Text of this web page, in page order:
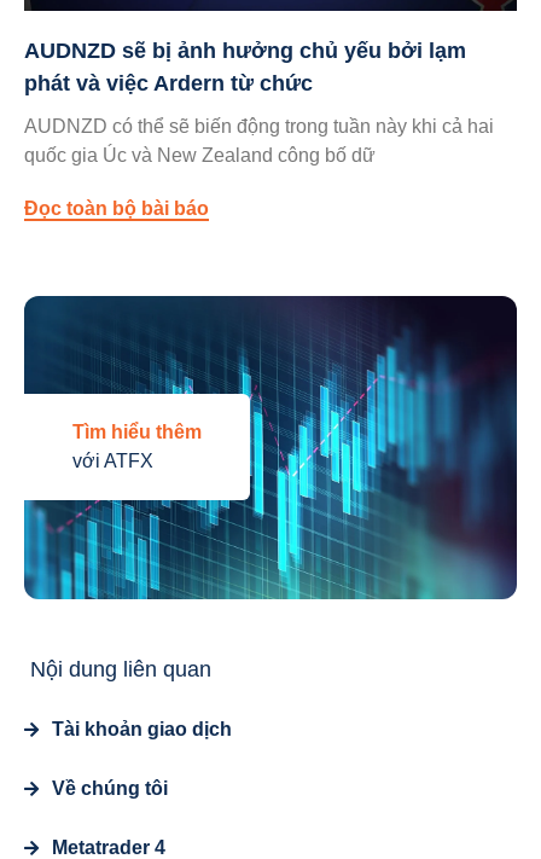
AUDNZD sẽ bị ảnh hưởng chủ yếu bởi lạm
phát và việc Ardern từ chức
AUDNZD có thể sẽ biến động trong tuần này khi cả hai
quốc gia Úc và New Zealand công bố dữ
Đọc toàn bộ bài báo
Tìm hiểu thêm
với ATFX
Nội dung liên quan
Tài khoản giao dịch
Về chúng tôi
Metatrader 4